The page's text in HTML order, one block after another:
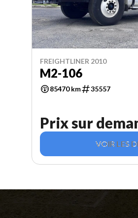
FREIGHTLINER 2010
M2-106
85470 km 35557
Prix sur
VOIR LES